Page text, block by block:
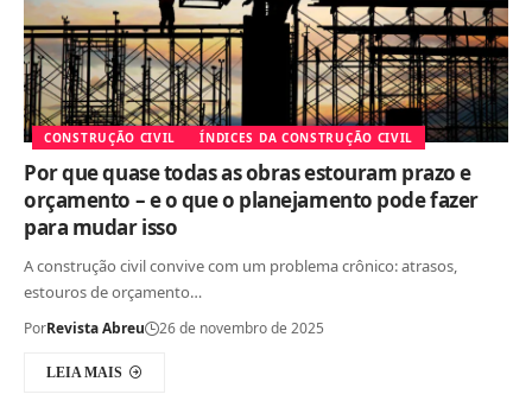
CONSTRUÇÃO CIVIL ÍNDICES DA CONSTRUÇÃO CIVIL
Por que quase todas as obras estouram prazo e
orçamento – e o que o planejamento pode fazer
para mudar isso
A construção civil convive com um problema crônico: atrasos,
estouros de orçamento…
PorRevista Abreu 26 de novembro de 2025
LEIA MAIS